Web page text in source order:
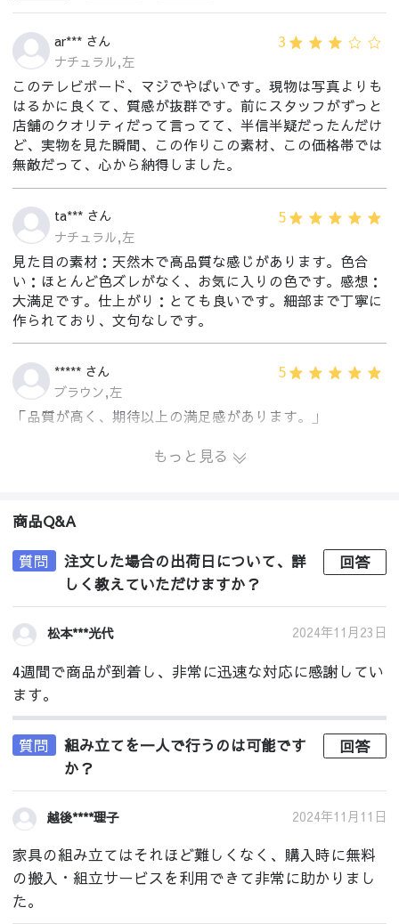
ar*** さん 3
ナチュラル,左
このテレビボード、マジでやばいです。現物は写真よりも
はるかに良くて、質感が抜群です。前にスタッフがずっと
店舗のクオリティだって言ってて、半信半疑だったんだけ
ど、実物を見た瞬間、この作りこの素材、この価格帯では
無敵だって、心から納得しました。
ta*** さん 5
ナチュラル,左
見た目の素材：天然木で高品質な感じがあります。色合
い：ほとんど色ズレがなく、お気に入りの色です。感想：
大満足です。仕上がり：とても良いです。細部まで丁寧に
作られており、文句なしです。
***** さん 5
ブラウン,左
「品質が高く、期待以上の満足感があります。」
もっと見る
商品Q&A
質問
注文した場合の出荷日について、詳
しく教えていただけますか？
回答
松本***光代 2024年11月23日
4週間で商品が到着し、非常に迅速な対応に感謝してい
ます。
質問
組み立てを一人で行うのは可能です
か？
回答
越後****理子 2024年11月11日
家具の組み立てはそれほど難しくなく、購入時に無料
の搬入・組立サービスを利用できて非常に助かりまし
た。